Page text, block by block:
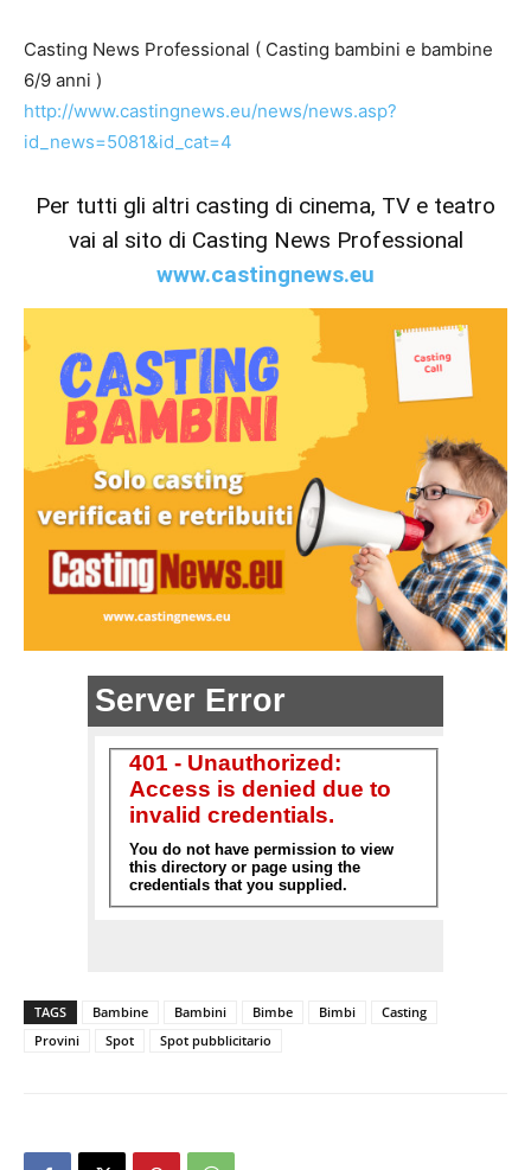
Casting News Professional ( Casting bambini e bambine
6/9 anni )
http://www.castingnews.eu/news/news.asp?
id_news=5081&id_cat=4
Per tutti gli altri casting di cinema, TV e teatro
vai al sito di Casting News Professional
www.castingnews.eu
TAGS Bambine Bambini Bimbe Bimbi
Casting
Provini
Spot Spot pubblicitario